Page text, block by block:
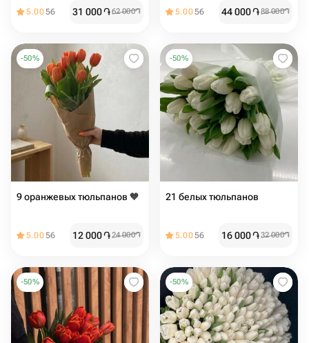
5.0056 31 000֏62 000֏ 5.0056 44 000֏88 000֏
-50%
9 оранжевых тюльпанов 🧡
5.0056 12 000֏24 000֏
-50%
21 белых тюльпанов
5.0056 16 000֏32 000֏
-50% -50%